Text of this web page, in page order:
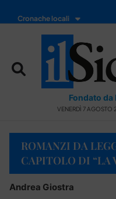
Cronache locali
Fondato
VENERDÌ 7 AGOSTO
ROMANZI DA
CAPITOLO DI “LA
Andrea Giostra